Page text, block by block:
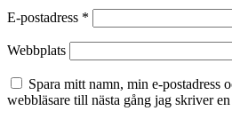
E-postadress *
Webbplats
Spara mitt namn, min e-postadress
webbläsare till nästa gång jag skriver